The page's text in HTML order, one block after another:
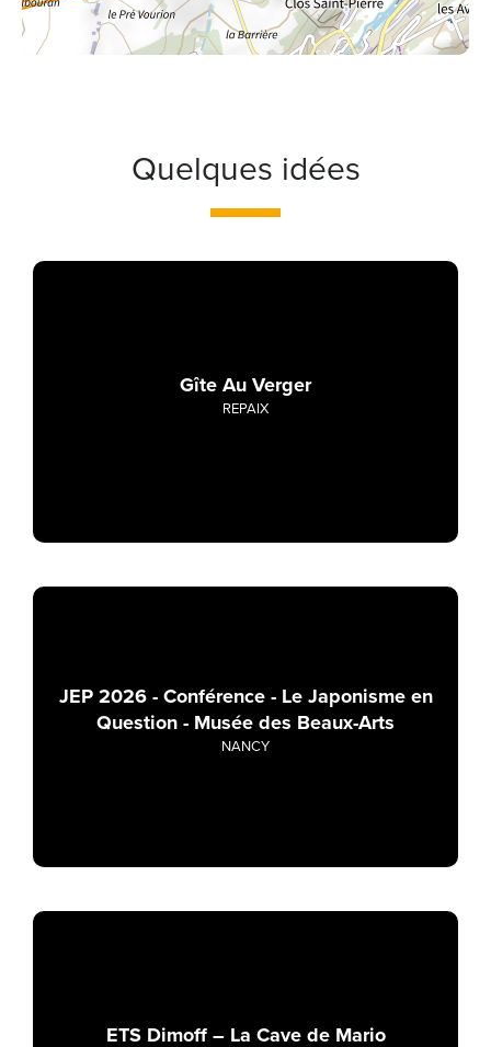
Quelques idées
Gîte Au Verger
REPAIX
JEP 2026 - Conférence - Le Japonisme en
Question - Musée des Beaux-Arts
NANCY
ETS Dimoff – La Cave de Mario